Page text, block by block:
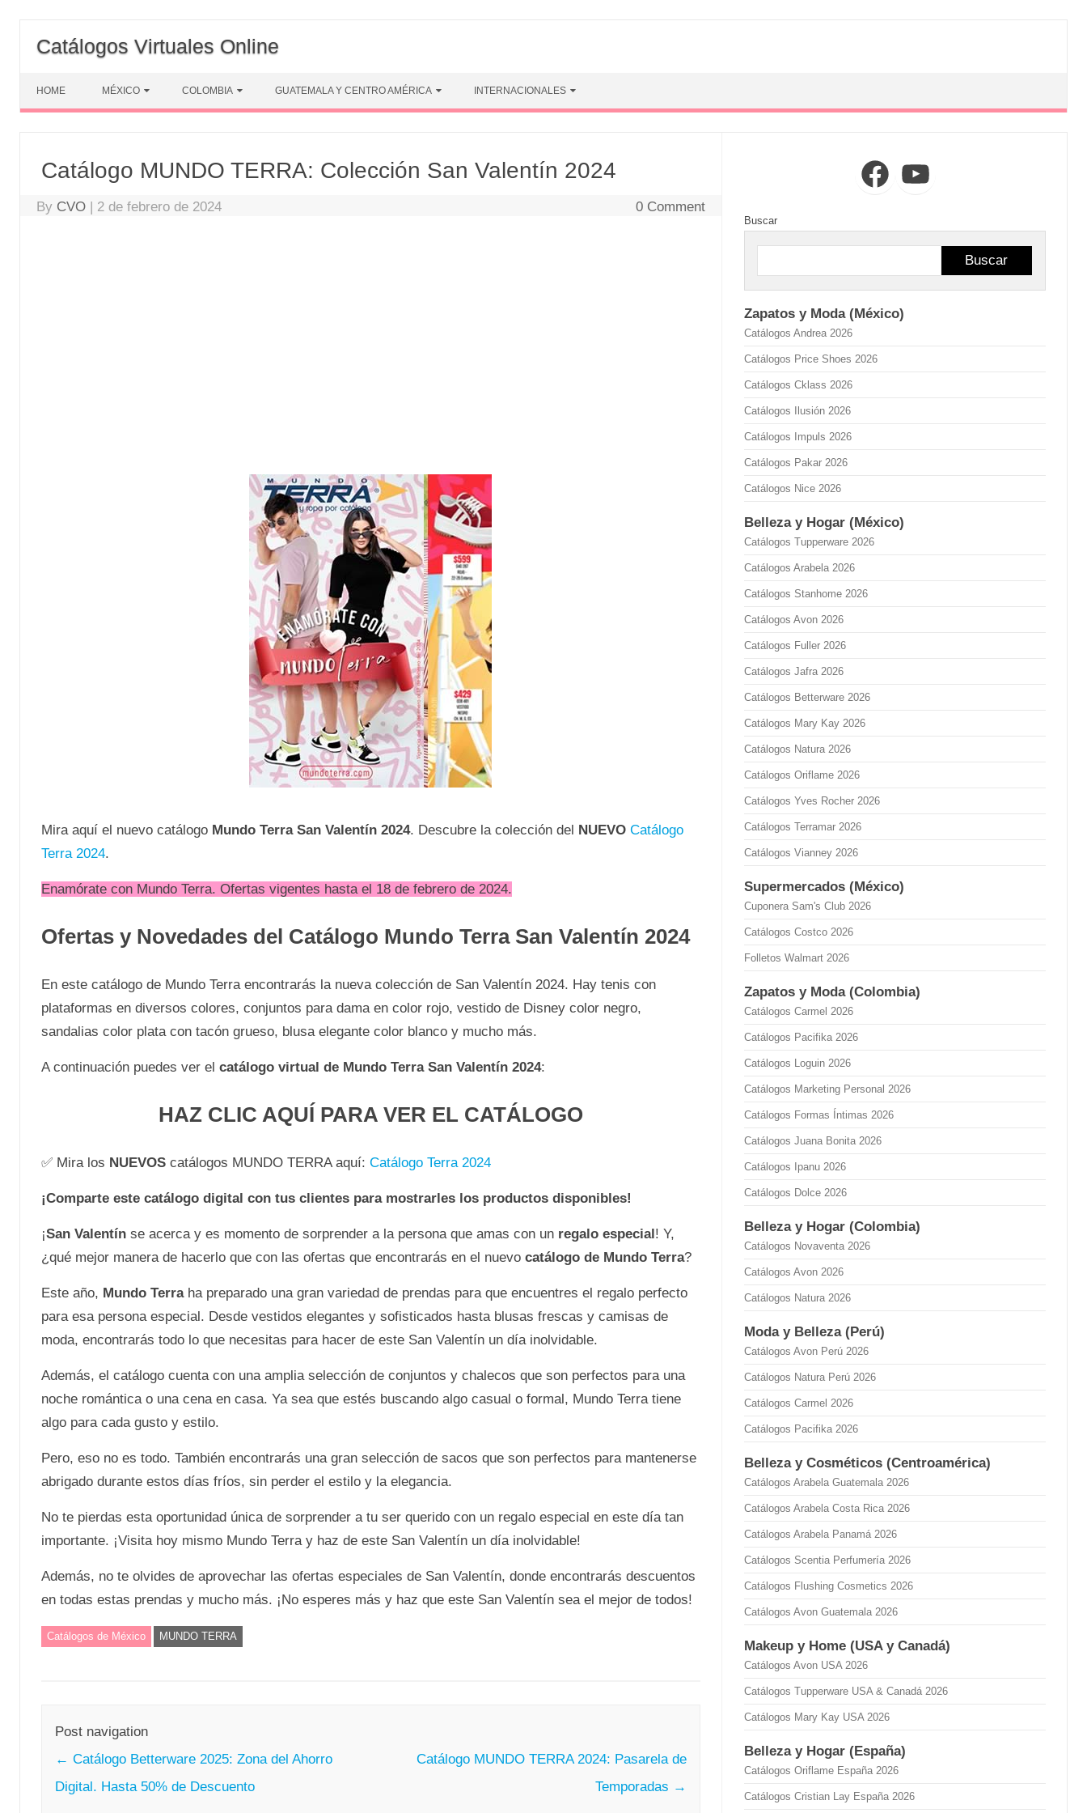
content
Catálogos Virtuales Online
HOME MÉXICO COLOMBIA GUATEMALA Y CENTRO AMÉRICA INTERNACIONALES
Catálogo MUNDO TERRA: Colección San Valentín 2024
By CVO | 2 de febrero de 2024 0 Comment
Mira aquí el nuevo catálogo Mundo Terra San Valentín 2024. Descubre la colección del NUEVO Catálogo
Terra 2024.
Enamórate con Mundo Terra. Ofertas vigentes hasta el 18 de febrero de 2024.
Ofertas y Novedades del Catálogo Mundo Terra San Valentín 2024
En este catálogo de Mundo Terra encontrarás la nueva colección de San Valentín 2024. Hay tenis con
plataformas en diversos colores, conjuntos para dama en color rojo, vestido de Disney color negro,
sandalias color plata con tacón grueso, blusa elegante color blanco y mucho más.
A continuación puedes ver el catálogo virtual de Mundo Terra San Valentín 2024:
HAZ CLIC AQUÍ PARA VER EL CATÁLOGO
✅ Mira los NUEVOScatálogos MUNDO TERRA aquí: Catálogo Terra 2024
¡Comparte este catálogo digital con tus clientes para mostrarles los productos disponibles!
¡San Valentínse acerca y es momento de sorprender a la persona que amas con un regalo especial! Y,
¿qué mejor manera de hacerlo que con las ofertas que encontrarás en el nuevo catálogo de Mundo Terra?
Este año, Mundo Terraha preparado una gran variedad de prendas para que encuentres el regalo perfecto
para esa persona especial. Desde vestidos elegantes y sofisticados hasta blusas frescas y camisas de
moda, encontrarás todo lo que necesitas para hacer de este San Valentín un día inolvidable.
Además, el catálogo cuenta con una amplia selección de conjuntos y chalecos que son perfectos para una
noche romántica o una cena en casa. Ya sea que estés buscando algo casual o formal, Mundo Terra tiene
algo para cada gusto y estilo.
Pero, eso no es todo. También encontrarás una gran selección de sacos que son perfectos para mantenerse
abrigado durante estos días fríos, sin perder el estilo y la elegancia.
No te pierdas esta oportunidad única de sorprender a tu ser querido con un regalo especial en este día tan
importante. ¡Visita hoy mismo Mundo Terra y haz de este San Valentín un día inolvidable!
Además, no te olvides de aprovechar las ofertas especiales de San Valentín, donde encontrarás descuentos
en todas estas prendas y mucho más. ¡No esperes más y haz que este San Valentín sea el mejor de todos!
Catálogos de México MUNDO TERRA
Post navigation
← Catálogo Betterware 2025: Zona del Ahorro
Digital. Hasta 50% de Descuento
Catálogo MUNDO TERRA 2024: Pasarela de
Temporadas →
FacebookYouTube
Buscar
Buscar
Zapatos y Moda (México)
Catálogos Andrea 2026
Catálogos Price Shoes 2026
Catálogos Cklass 2026
Catálogos Ilusión 2026
Catálogos Impuls 2026
Catálogos Pakar 2026
Catálogos Nice 2026
Belleza y Hogar (México)
Catálogos Tupperware 2026
Catálogos Arabela 2026
Catálogos Stanhome 2026
Catálogos Avon 2026
Catálogos Fuller 2026
Catálogos Jafra 2026
Catálogos Betterware 2026
Catálogos Mary Kay 2026
Catálogos Natura 2026
Catálogos Oriflame 2026
Catálogos Yves Rocher 2026
Catálogos Terramar 2026
Catálogos Vianney 2026
Supermercados (México)
Cuponera Sam's Club 2026
Catálogos Costco 2026
Folletos Walmart 2026
Zapatos y Moda (Colombia)
Catálogos Carmel 2026
Catálogos Pacifika 2026
Catálogos Loguin 2026
Catálogos Marketing Personal 2026
Catálogos Formas Íntimas 2026
Catálogos Juana Bonita 2026
Catálogos Ipanu 2026
Catálogos Dolce 2026
Belleza y Hogar (Colombia)
Catálogos Novaventa 2026
Catálogos Avon 2026
Catálogos Natura 2026
Moda y Belleza (Perú)
Catálogos Avon Perú 2026
Catálogos Natura Perú 2026
Catálogos Carmel 2026
Catálogos Pacifika 2026
Belleza y Cosméticos (Centroamérica)
Catálogos Arabela Guatemala 2026
Catálogos Arabela Costa Rica 2026
Catálogos Arabela Panamá 2026
Catálogos Scentia Perfumería 2026
Catálogos Flushing Cosmetics 2026
Catálogos Avon Guatemala 2026
Makeup y Home (USA y Canadá)
Catálogos Avon USA 2026
Catálogos Tupperware USA & Canadá 2026
Catálogos Mary Kay USA 2026
Belleza y Hogar (España)
Catálogos Oriflame España 2026
Catálogos Cristian Lay España 2026